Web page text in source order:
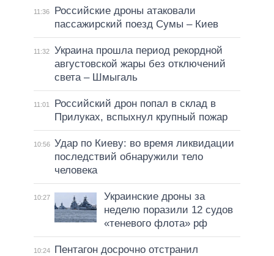
11:36
Российские дроны атаковали
пассажирский поезд Сумы – Киев
11:32
Украина прошла период рекордной
августовской жары без отключений
света – Шмыгаль
11:01
Российский дрон попал в склад в
Прилуках, вспыхнул крупный пожар
10:56 Удар по Киеву: во время ликвидации
последствий обнаружили тело
человека
10:27
Украинские дроны за
неделю поразили 12 судов
«теневого флота» рф
10:24
Пентагон досрочно отстранил